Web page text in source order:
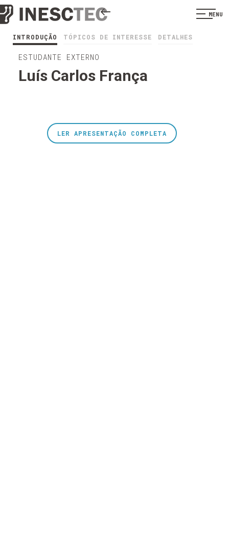
MENU
INTRODUÇÃO TÓPICOS DE INTERESSE DETALHES
ESTUDANTE EXTERNO
Luís Carlos França
LER APRESENTAÇÃO COMPLETA